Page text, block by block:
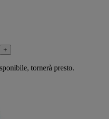
+
tornerà presto.